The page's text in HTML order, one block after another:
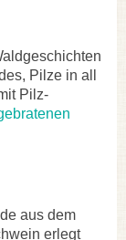
Pilze in all
Pilz-
aus dem
erlegt